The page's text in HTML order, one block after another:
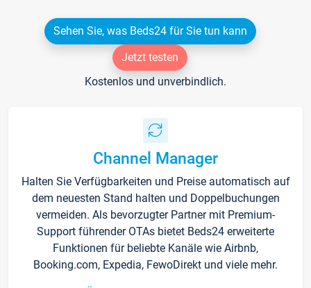
Sehen Sie, was Beds24 für Sie tun kann
Jetzt testen
Kostenlos und unverbindlich.
Channel Manager
Halten Sie Verfügbarkeiten und Preise automatisch auf
dem neuesten Stand halten und Doppelbuchungen
vermeiden. Als bevorzugter Partner mit Premium-
Support führender OTAs bietet Beds24 erweiterte
Funktionen für beliebte Kanäle wie Airbnb,
Booking.com, Expedia, FewoDirekt und viele mehr.